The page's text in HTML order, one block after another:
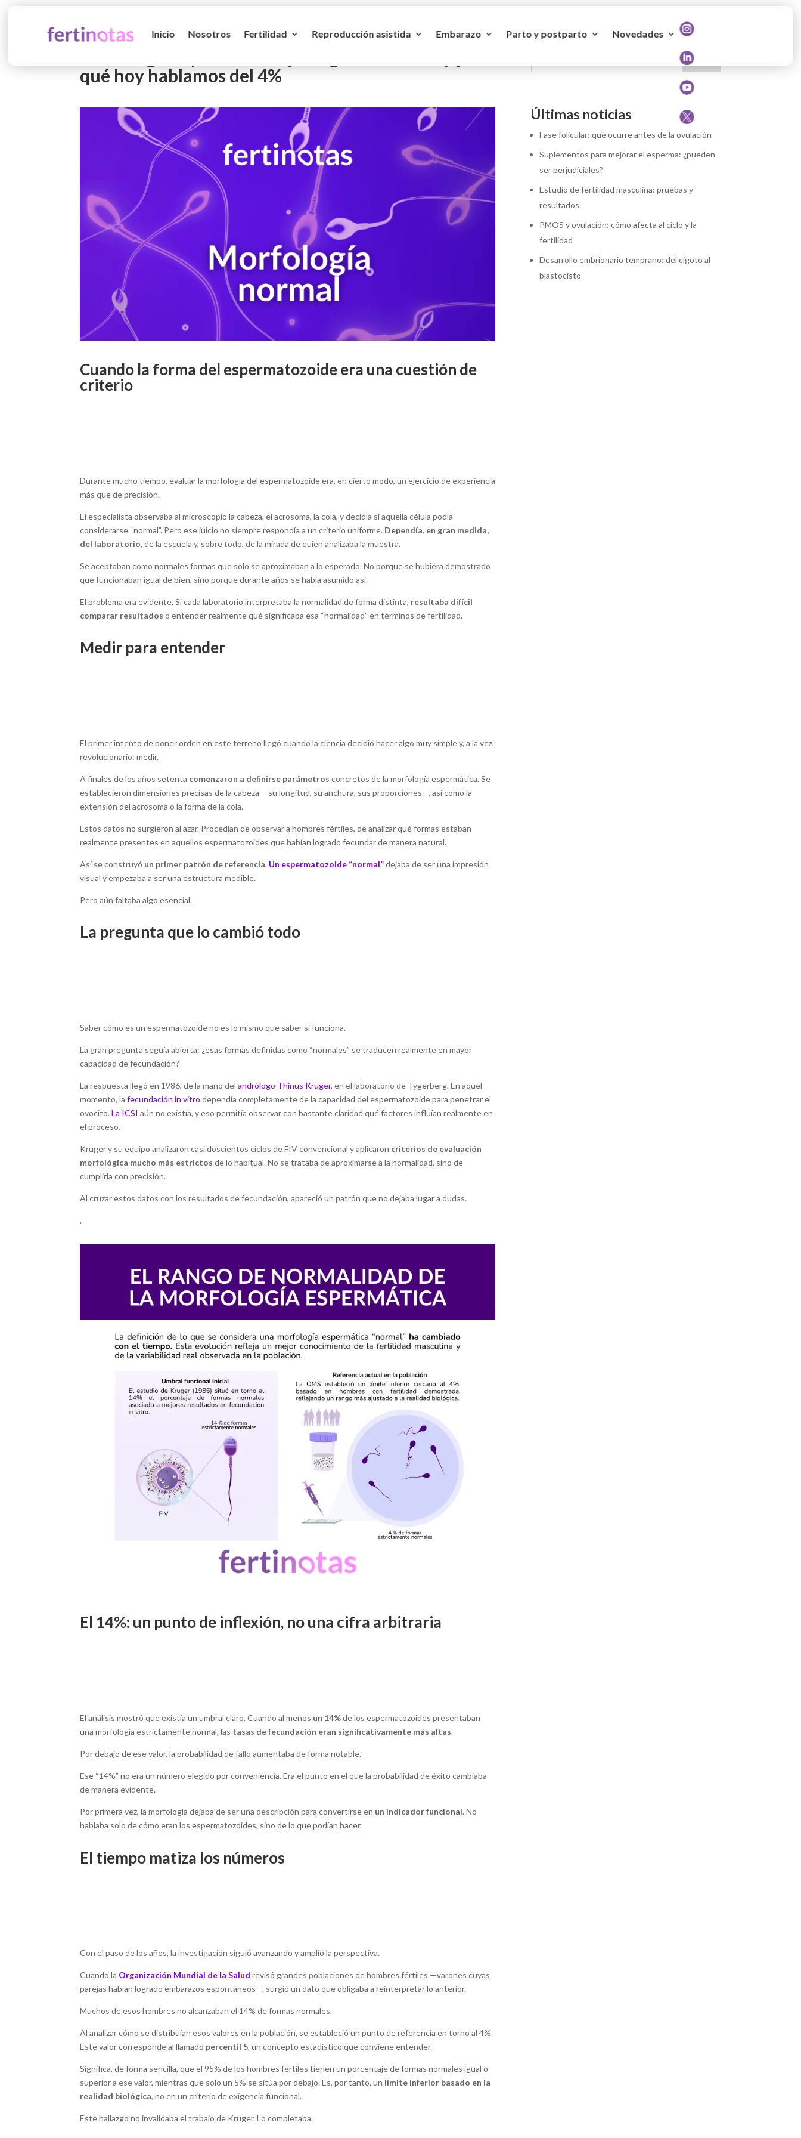
Inicio Nosotros Fertilidad Reproducción asistida Embarazo Parto y postparto Novedades




qué hoy hablamos del 4%
Cuando la forma del espermatozoide era una cuestión de
criterio
Durante mucho tiempo, evaluar la morfología del espermatozoide era, en cierto modo, un ejercicio de experiencia
más que de precisión.
El especialista observaba al microscopio la cabeza, el acrosoma, la cola, y decidía si aquella célula podía
considerarse “normal”. Pero ese juicio no siempre respondía a un criterio uniforme. Dependía, en gran medida,
del laboratorio, de la escuela y, sobre todo, de la mirada de quien analizaba la muestra.
Se aceptaban como normales formas que solo se aproximaban a lo esperado. No porque se hubiera demostrado
que funcionaban igual de bien, sino porque durante años se había asumido así.
El problema era evidente. Si cada laboratorio interpretaba la normalidad de forma distinta, resultaba difícil
comparar resultados o entender realmente qué significaba esa “normalidad” en términos de fertilidad.
Medir para entender
El primer intento de poner orden en este terreno llegó cuando la ciencia decidió hacer algo muy simple y, a la vez,
revolucionario: medir.
A finales de los años setenta comenzaron a definirse parámetros concretos de la morfología espermática. Se
establecieron dimensiones precisas de la cabeza —su longitud, su anchura, sus proporciones—, así como la
extensión del acrosoma o la forma de la cola.
Estos datos no surgieron al azar. Procedían de observar a hombres fértiles, de analizar qué formas estaban
realmente presentes en aquellos espermatozoides que habían logrado fecundar de manera natural.
Así se construyó un primer patrón de referencia. Un espermatozoide “normal”dejaba de ser una impresión
visual y empezaba a ser una estructura medible.
Pero aún faltaba algo esencial.
La pregunta que lo cambió todo
Saber cómo es un espermatozoide no es lo mismo que saber si funciona.
La gran pregunta seguía abierta: ¿esas formas definidas como “normales” se traducen realmente en mayor
capacidad de fecundación?
La respuesta llegó en 1986, de la mano delandrólogo Thinus Kruger, en el laboratorio de Tygerberg. En aquel
momento, lafecundación in vitro dependía completamente de la capacidad del espermatozoide para penetrar el
ovocito. La ICSI aún no existía, y eso permitía observar con bastante claridad qué factores influían realmente en
el proceso.
Kruger y su equipo analizaron casi doscientos ciclos de FIV convencional y aplicaron criterios de evaluación
morfológica mucho más estrictos de lo habitual. No se trataba de aproximarse a la normalidad, sino de
cumplirla con precisión.
Al cruzar estos datos con los resultados de fecundación, apareció un patrón que no dejaba lugar a dudas.
.
El 14%: un punto de inflexión, no una cifra arbitraria
El análisis mostró que existía un umbral claro. Cuando al menos un 14%de los espermatozoides presentaban
una morfología estrictamente normal, las tasas de fecundación eran significativamente más altas.
Por debajo de ese valor, la probabilidad de fallo aumentaba de forma notable.
Ese “14%” no era un número elegido por conveniencia. Era el punto en el que la probabilidad de éxito cambiaba
de manera evidente.
Por primera vez, la morfología dejaba de ser una descripción para convertirse en un indicador funcional. No
hablaba solo de cómo eran los espermatozoides, sino de lo que podían hacer.
El tiempo matiza los números
Con el paso de los años, la investigación siguió avanzando y amplió la perspectiva.
Cuando la Organización Mundial de la Salud revisó grandes poblaciones de hombres fértiles —varones cuyas
parejas habían logrado embarazos espontáneos—, surgió un dato que obligaba a reinterpretar lo anterior.
Muchos de esos hombres no alcanzaban el 14% de formas normales.
Al analizar cómo se distribuían esos valores en la población, se estableció un punto de referencia en torno al 4%.
Este valor corresponde al llamado percentil 5, un concepto estadístico que conviene entender.
Significa, de forma sencilla, que el 95% de los hombres fértiles tienen un porcentaje de formas normales igual o
superior a ese valor, mientras que solo un 5% se sitúa por debajo. Es, por tanto, un límite inferior basado en la
realidad biológica, no en un criterio de exigencia funcional.
Este hallazgo no invalidaba el trabajo de Kruger. Lo completaba.
Buscar
Últimas noticias
Fase folicular: qué ocurre antes de la ovulación
Suplementos para mejorar el esperma: ¿pueden
ser perjudiciales?
Estudio de fertilidad masculina: pruebas y
resultados
PMOS y ovulación: cómo afecta al ciclo y la
fertilidad
Desarrollo embrionario temprano: del cigoto al
blastocisto